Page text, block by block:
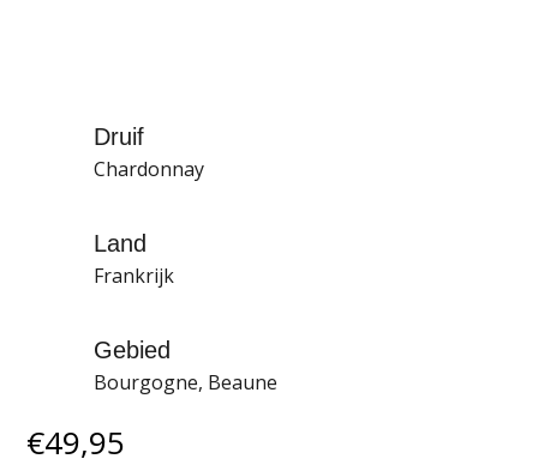
Druif
Chardonnay
Land
Frankrijk
Gebied
Bourgogne, Beaune
€49,95